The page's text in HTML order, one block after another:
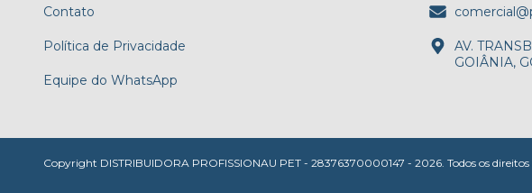
Contato
Política de Privacidade
Equipe do WhatsApp
AV.
GOIÂNIA,
Copyright DISTRIBUIDORA PROFISSIONAU PET - 28376370000147 - 2026. Todos os direitos